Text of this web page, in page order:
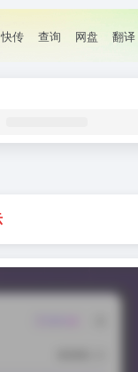
快传 查询 网盘 翻译